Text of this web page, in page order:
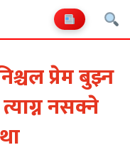
प्रेम बुझ्न
नसक्ने